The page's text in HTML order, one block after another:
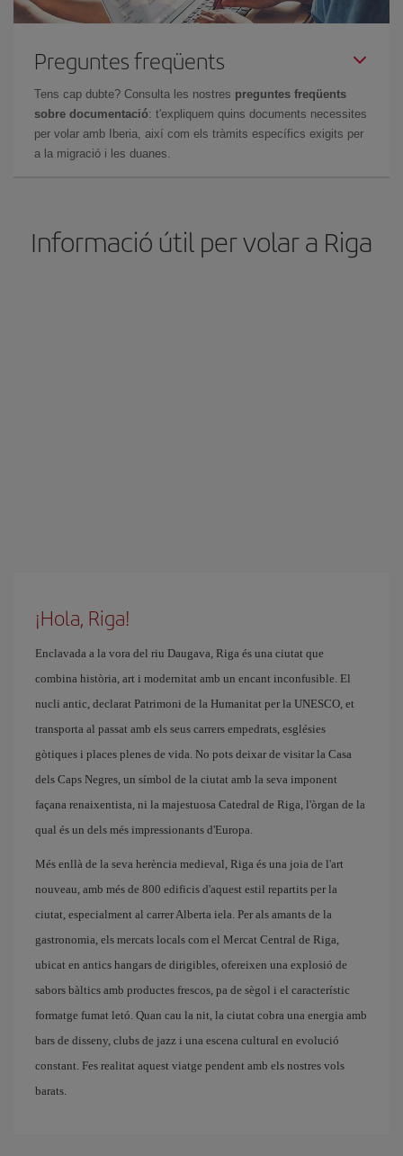
Preguntes freqüents
Tens cap dubte? Consulta les nostres preguntes freqüents
sobre documentació: t'expliquem quins documents necessites
per volar amb Iberia, així com els tràmits específics exigits per
a la migració i les duanes.
Informació útil per volar a Riga
¡Hola, Riga!
Enclavada a la vora del riu Daugava, Riga és una ciutat que
combina història, art i modernitat amb un encant inconfusible. El
nucli antic, declarat Patrimoni de la Humanitat per la UNESCO, et
transporta al passat amb els seus carrers empedrats, esglésies
gòtiques i places plenes de vida. No pots deixar de visitar la Casa
dels Caps Negres, un símbol de la ciutat amb la seva imponent
façana renaixentista, ni la majestuosa Catedral de Riga, l'òrgan de la
qual és un dels més impressionants d'Europa.
Més enllà de la seva herència medieval, Riga és una joia de l'art
nouveau, amb més de 800 edificis d'aquest estil repartits per la
ciutat, especialment al carrer Alberta iela. Per als amants de la
gastronomia, els mercats locals com el Mercat Central de Riga,
ubicat en antics hangars de dirigibles, ofereixen una explosió de
sabors bàltics amb productes frescos, pa de sègol i el característic
formatge fumat letó. Quan cau la nit, la ciutat cobra una energia amb
bars de disseny, clubs de jazz i una escena cultural en evolució
constant. Fes realitat aquest viatge pendent amb els nostres vols
barats.